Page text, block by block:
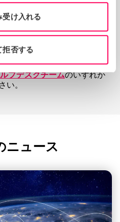
受け入れる
拒否する
るからです。
懸念や質問がある場合は、通
プデスクチームのいずれか
。
ニュース